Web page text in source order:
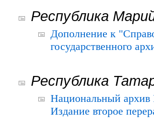
Республика
Дополнение к
государственного
Республика
Национальный архив
Издание второе